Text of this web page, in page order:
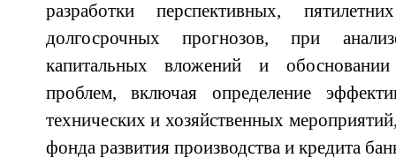
разработки перспективных,
долгосрочных прогнозов, при
капитальных вложений и обосновании
проблем, включая определение
технических и хозяйственных
фонда развития производства и кредита